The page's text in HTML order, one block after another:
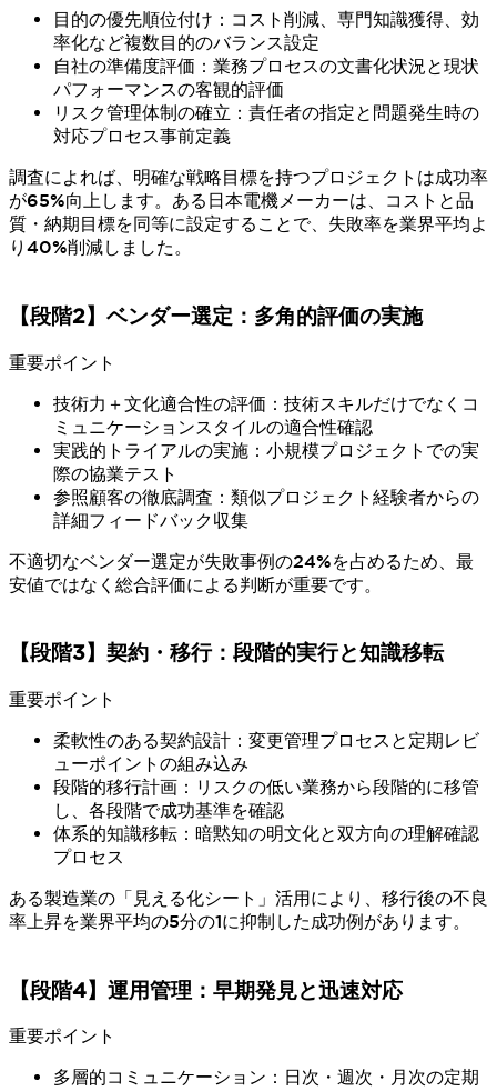
目的の優先順位付け：コスト削減、専門知識獲得、効
率化など複数目的のバランス設定
自社の準備度評価：業務プロセスの文書化状況と現状
パフォーマンスの客観的評価
リスク管理体制の確立：責任者の指定と問題発生時の
対応プロセス事前定義
調査によれば、明確な戦略目標を持つプロジェクトは成功率
が65%向上します。ある日本電機メーカーは、コストと品
質・納期目標を同等に設定することで、失敗率を業界平均よ
り40%削減しました。
【段階2】ベンダー選定：多角的評価の実施
重要ポイント
技術力＋文化適合性の評価：技術スキルだけでなくコ
ミュニケーションスタイルの適合性確認
実践的トライアルの実施：小規模プロジェクトでの実
際の協業テスト
参照顧客の徹底調査：類似プロジェクト経験者からの
詳細フィードバック収集
不適切なベンダー選定が失敗事例の24%を占めるため、最
安値ではなく総合評価による判断が重要です。
【段階3】契約・移行：段階的実行と知識移転
重要ポイント
柔軟性のある契約設計：変更管理プロセスと定期レビ
ューポイントの組み込み
段階的移行計画：リスクの低い業務から段階的に移管
し、各段階で成功基準を確認
体系的知識移転：暗黙知の明文化と双方向の理解確認
プロセス
ある製造業の「見える化シート」活用により、移行後の不良
率上昇を業界平均の5分の1に抑制した成功例があります。
【段階4】運用管理：早期発見と迅速対応
重要ポイント
多層的コミュニケーション：日次・週次・月次の定期